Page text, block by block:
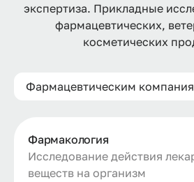
экспертиза. Прикладные
фармацевтических,
косметических
Фармацевтическим
Фармакология
Исследование действия
веществ на организм